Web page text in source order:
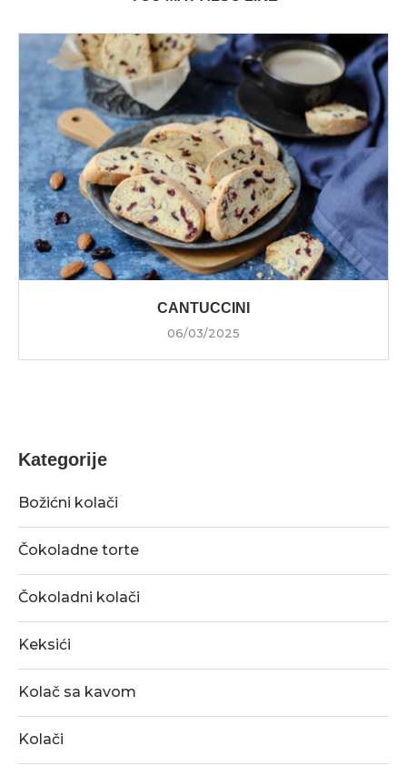
CANTUCCINI
06/03/2025
Kategorije
Božićni kolači
Čokoladne torte
Čokoladni kolači
Keksići
Kolač sa kavom
Kolači